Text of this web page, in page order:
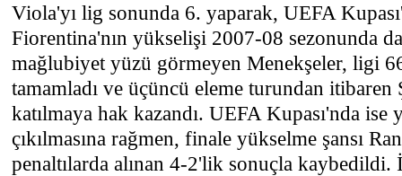
Viola'yı lig sonunda 6. yaparak, UEFA
Fiorentina'nın yükselişi 2007-08 sezonunda
mağlubiyet yüzü görmeyen Menekşeler, ligi
tamamladı ve üçüncü eleme turundan
katılmaya hak kazandı. UEFA Kupası'nda ise
çıkılmasına rağmen, finale yükselme şansı
penaltılarda alınan 4-2'lik sonuçla